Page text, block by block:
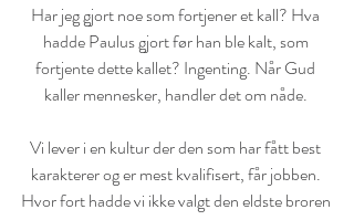
Har jeg gjort noe som fortjener et kall? Hva
hadde Paulus gjort før han ble kalt, som
fortjente dette kallet? Ingenting. Når Gud
kaller mennesker, handler det om nåde.
Vi lever i en kultur der den som har fått best
karakterer og er mest kvalifisert, får jobben.
Hvor fort hadde vi ikke valgt den eldste broren